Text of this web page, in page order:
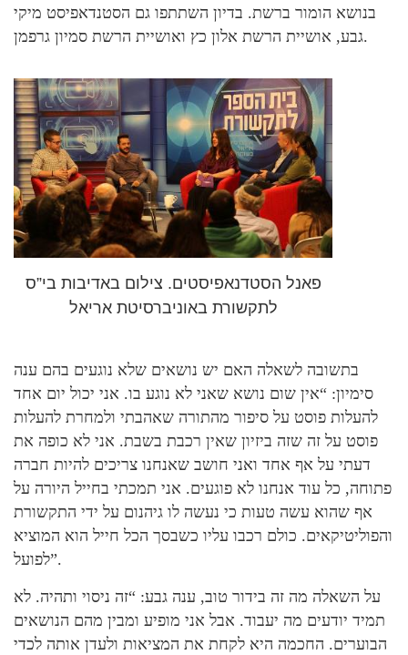
בנושא הומור ברשת. בדיון השתתפו גם הסטנדאפיסט מיקי
גבע, אושיית הרשת אלון כץ ואושיית הרשת סמיון גרפמן.
פאנל הסטדנאפיסטים. צילום באדיבות בי”ס
לתקשורת באוניברסיטת אריאל
בתשובה לשאלה האם יש נושאים שלא נוגעים בהם ענה
סימיון: “אין שום נושא שאני לא נוגע בו. אני יכול יום אחד
להעלות פוסט על סיפור מהתורה שאהבתי ולמחרת להעלות
פוסט על זה שזה ביזיון שאין רכבת בשבת. אני לא כופה את
דעתי על אף אחד ואני חושב שאנחנו צריכים להיות חברה
פתוחה, כל עוד אנחנו לא פוגעים. אני תמכתי בחייל היורה על
אף שהוא עשה טעות כי נעשה לו גיהנום על ידי התקשורת
והפוליטיקאים. כולם רכבו עליו כשבסך הכל חייל הוא המוציא
לפועל”.
על השאלה מה זה בידור טוב, ענה גבע: “זה ניסוי ותהיה. לא
תמיד יודעים מה יעבוד. אבל אני מופיע ומבין מהם הנושאים
הבוערים. החכמה היא לקחת את המציאות ולעדן אותה לכדי